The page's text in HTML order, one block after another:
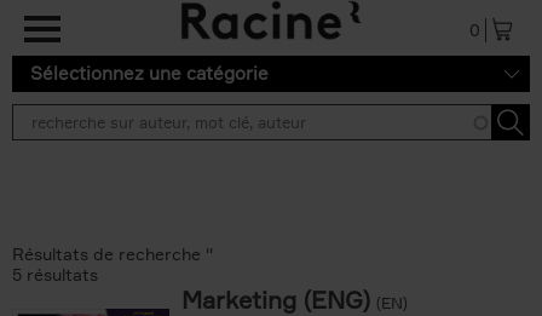
Aller au contenu principal
0
Sélectionnez une catégorie
Résultats de recherche ''
5 résultats
Marketing (ENG) (EN)